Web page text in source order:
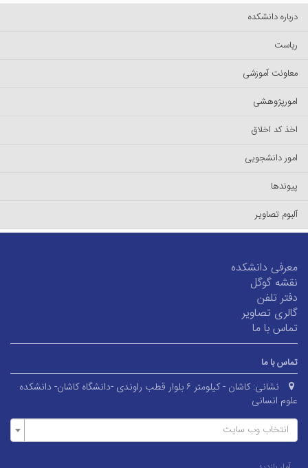
درباره دانشکده
ریاست
معاونت آموزشی
امورپژوهشی
اخذ کد اخلاق
امور دانشجویی
پیوندها
آلبوم تصاویر
معرفی دانشکده
نقشه گوگل
دفتر تلفن
گالری تصاویر
تماس با ما
تماس با ما
نشانی:
کاشان - کیلومتر ۶ بلوار قطب راوندی -دانشگاه کاشان- دانشکده
علوم انسانی
انتخاب وب سایت